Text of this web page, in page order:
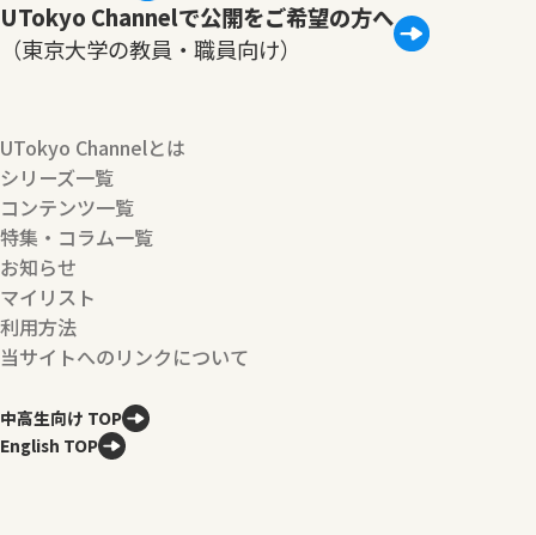
UTokyo Channelで公開をご希望の方へ
（東京大学の教員・職員向け）
UTokyo Channelとは
シリーズ一覧
コンテンツ一覧
特集・コラム一覧
お知らせ
マイリスト
利用方法
当サイトへのリンクについて
中高生向け TOP
English TOP